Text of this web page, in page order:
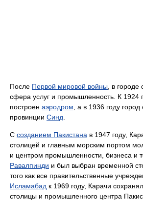
После Первой мировой войны, в городе
сфера услуг и промышленность. К 1924
построен аэродром, а в 1936 году город
провинции Синд.
С созданием Пакистана в 1947 году,
столицей и главным морским портом
и центром промышленности, бизнеса и
Равалпинди и был выбран временной
того как все правительственные
Исламабад к 1969 году, Карачи
столицы и промышленного центра